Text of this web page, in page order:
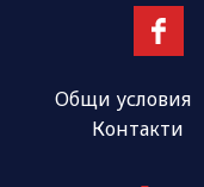
Общи условия
Контакти